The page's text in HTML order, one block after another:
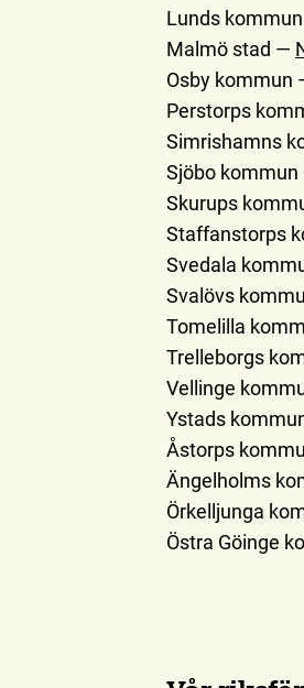
Lunds
Malmö stad —
Osby kommun
Perstorps
Simrishamns
Sjöbo
Skurups
Staffanstorps
Svedala
Svalövs
Tomelilla
Trelleborgs
Vellinge
Ystads
Åstorps
Ängelholms
Örkelljunga
Östra Göinge